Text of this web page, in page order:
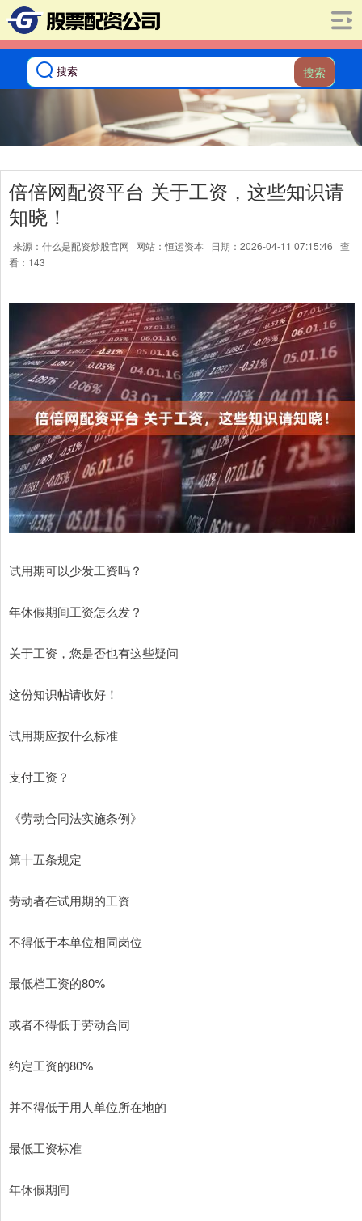
搜索
倍倍网配资平台 关于工资，这些知识请
知晓！
来源：什么是配资炒股官网 网站：恒运资本 日期：2026-04-11 07:15:46 查
看：143
试用期可以少发工资吗？
年休假期间工资怎么发？
关于工资，您是否也有这些疑问
这份知识帖请收好！
试用期应按什么标准
支付工资？
《劳动合同法实施条例》
第十五条规定
劳动者在试用期的工资
不得低于本单位相同岗位
最低档工资的80%
或者不得低于劳动合同
约定工资的80%
并不得低于用人单位所在地的
最低工资标准
年休假期间